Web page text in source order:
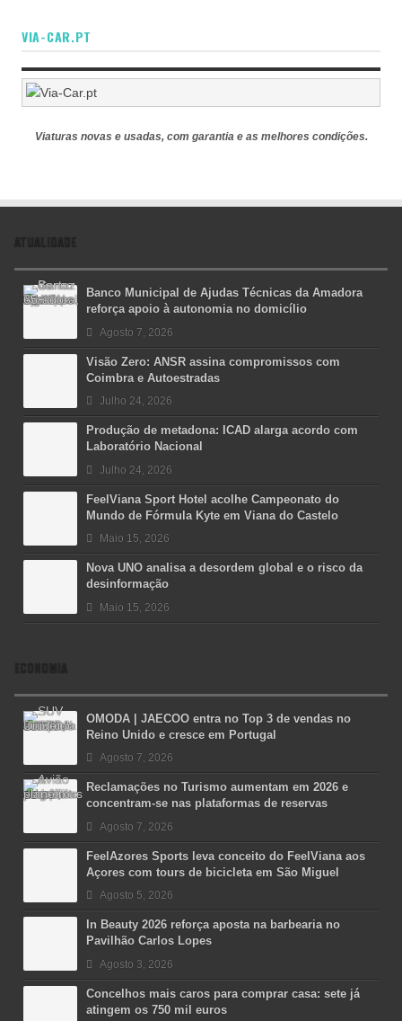
VIA-CAR.PT
Viaturas novas e usadas, com garantia e as melhores condições.
ATUALIDADE
Banco Municipal de Ajudas Técnicas da Amadora
reforça apoio à autonomia no domicílio
Agosto 7, 2026
Visão Zero: ANSR assina compromissos com
Coimbra e Autoestradas
Julho 24, 2026
Produção de metadona: ICAD alarga acordo com
Laboratório Nacional
Julho 24, 2026
FeelViana Sport Hotel acolhe Campeonato do
Mundo de Fórmula Kyte em Viana do Castelo
Maio 15, 2026
Nova UNO analisa a desordem global e o risco da
desinformação
Maio 15, 2026
ECONOMIA
OMODA | JAECOO entra no Top 3 de vendas no
Reino Unido e cresce em Portugal
Agosto 7, 2026
Reclamações no Turismo aumentam em 2026 e
concentram-se nas plataformas de reservas
Agosto 7, 2026
FeelAzores Sports leva conceito do FeelViana aos
Açores com tours de bicicleta em São Miguel
Agosto 5, 2026
In Beauty 2026 reforça aposta na barbearia no
Pavilhão Carlos Lopes
Agosto 3, 2026
Concelhos mais caros para comprar casa: sete já
atingem os 750 mil euros